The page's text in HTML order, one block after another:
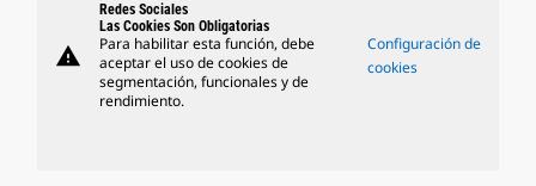
warning
Redes Sociales
Las Cookies Son Obligatorias
Para habilitar esta función, debe
aceptar el uso de cookies de
segmentación, funcionales y de
rendimiento.
Configuración de
cookies